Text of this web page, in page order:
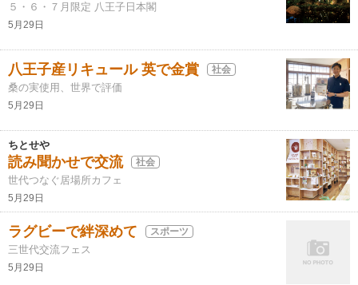
５・６・７月限定 八王子日本閣
5月29日
八王子産リキュール 英で金賞 社会
桑の実使用、世界で評価
5月29日
ちとせや
読み聞かせで交流 社会
世代つなぐ居場所カフェ
5月29日
ラグビーで絆深めて スポーツ
三世代交流フェス
5月29日